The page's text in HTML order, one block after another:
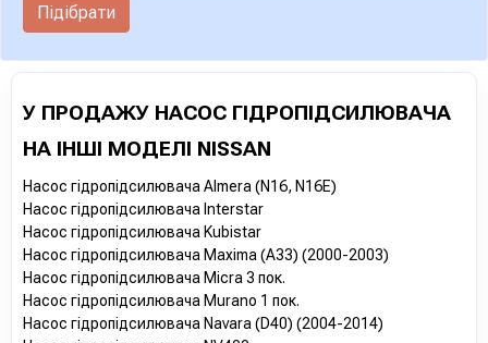
Підібрати
У ПРОДАЖУ НАСОС ГІДРОПІДСИЛЮВАЧА
НА ІНШІ МОДЕЛІ NISSAN
Насос гідропідсилювача Almera (N16, N16E)
Насос гідропідсилювача Interstar
Насос гідропідсилювача Kubistar
Насос гідропідсилювача Maxima (A33) (2000-2003)
Насос гідропідсилювача Micra 3 пок.
Насос гідропідсилювача Murano 1 пок.
Насос гідропідсилювача Navara (D40) (2004-2014)